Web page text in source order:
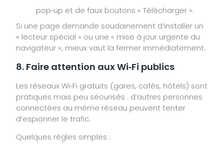
pop‑up et de faux boutons « Télécharger ».
Si une page demande soudainement d’installer un
« lecteur spécial » ou une « mise à jour urgente du
navigateur », mieux vaut la fermer immédiatement.
8. Faire attention aux Wi‑Fi publics
Les réseaux Wi‑Fi gratuits (gares, cafés, hôtels) sont
pratiques mais peu sécurisés : d’autres personnes
connectées au même réseau peuvent tenter
d’espionner le trafic.
Quelques règles simples :